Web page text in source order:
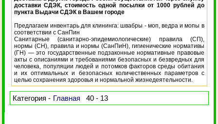
доставки СДЭК, стоимость одной посылки от 1000 рублей до
пункта Выдачи СДЭК в Вашем городе
Предлагаем инвентарь для клининга: швабры - моп, ведра и мопы в
соответствии с СанПин
Санитарные (санитарно-эпидемиологические) правила (СП),
нормы (СН), правила и нормы (СанПиН), гигиенические нормативы
(ГН) — это государственные подзаконные нормативные правовые
акты с описаниями и требованиями безопасных и безвредных для
человека, популяции людей и потомков факторов среды обитания
и их оптимальных и безопасных количественных параметров с
целью сохранения здоровья и нормальной жизнедеятельности.
Категория - Главная 40 - 13